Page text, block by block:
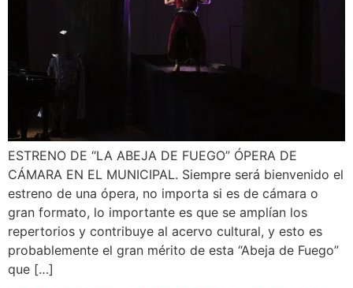
ESTRENO DE “LA ABEJA DE FUEGO” ÓPERA DE
CÁMARA EN EL MUNICIPAL. Siempre será bienvenido el
estreno de una ópera, no importa si es de cámara o
gran formato, lo importante es que se amplían los
repertorios y contribuye al acervo cultural, y esto es
probablemente el gran mérito de esta “Abeja de Fuego”
que […]